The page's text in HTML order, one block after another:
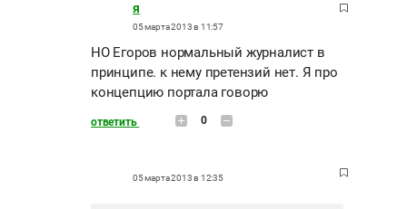
я
05 марта 2013 в 11:57
НО Егоров нормальный журналист в
принципе. к нему претензий нет. Я про
концепцию портала говорю
ответить 0
05 марта 2013 в 12:35